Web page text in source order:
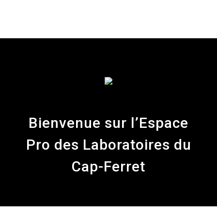
Bienvenue sur l’Espace
Pro des Laboratoires du
Cap-Ferret